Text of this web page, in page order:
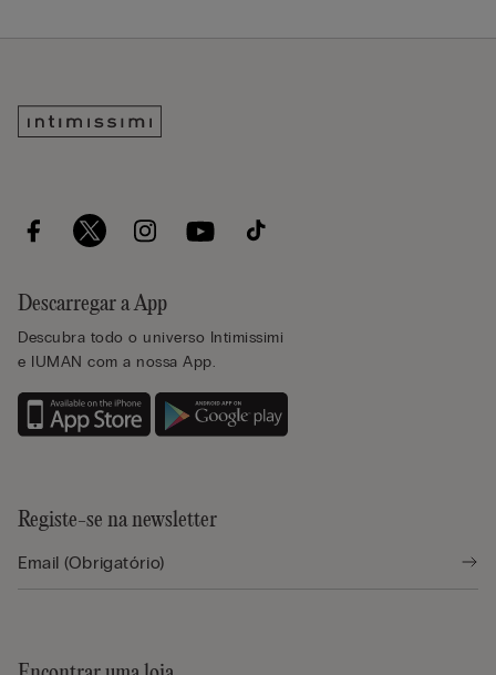
Descarregar a App
Descubra todo o universo Intimissimi
e IUMAN com a nossa App.
Registe-se na newsletter